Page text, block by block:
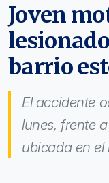
Joven
barrio
El accidente
lunes, frente
ubicada en el